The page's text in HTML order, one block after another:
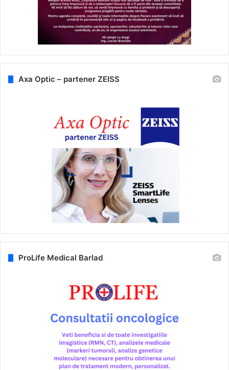
Axa Optic – partener ZEISS
ProLife Medical Barlad